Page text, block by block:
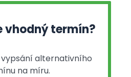
vhodný termín?
alternativního
na míru.